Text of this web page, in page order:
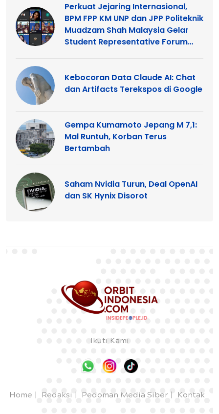
Perkuat Jejaring Internasional,
BPM FPP KM UNP dan JPP Politeknik
Muadzam Shah Malaysia Gelar
Student Representative Forum
Kebocoran Data Claude AI: Chat
dan Artifacts Terekspos di Google
Gempa Kumamoto Jepang M 7,1:
Mal Runtuh, Korban Terus
Bertambah
Saham Nvidia Turun, Deal OpenAI
dan SK Hynix Disorot
Ikuti Kami
Home Redaksi Pedoman Media Siber Kontak